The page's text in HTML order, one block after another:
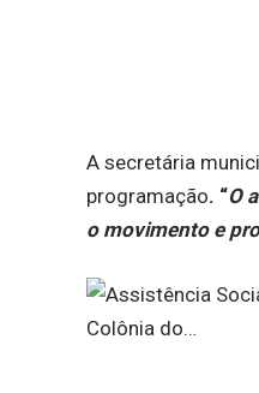
A secretária
programação. “O
o movimento e